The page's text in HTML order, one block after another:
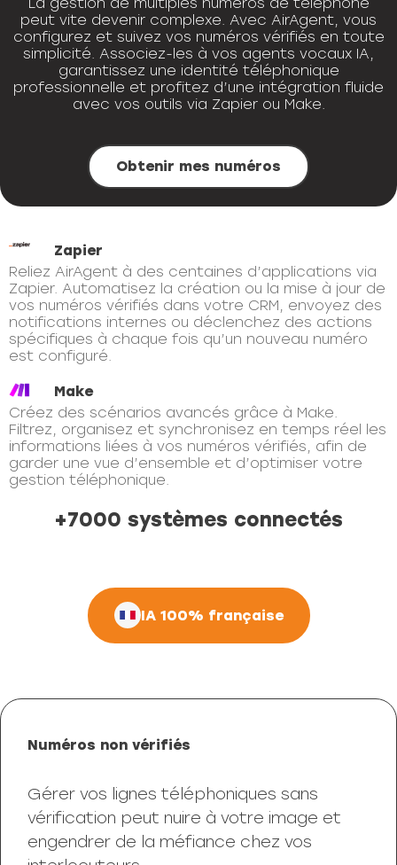
peut vite devenir complexe. Avec AirAgent, vous
configurez et suivez vos numéros vérifiés en toute
simplicité. Associez-les à vos agents vocaux IA,
garantissez une identité téléphonique
professionnelle et profitez d’une intégration fluide
avec vos outils via Zapier ou Make.
Obtenir mes numéros
Zapier
Reliez AirAgent à des centaines d’applications via
Zapier. Automatisez la création ou la mise à jour de
vos numéros vérifiés dans votre CRM, envoyez des
notifications internes ou déclenchez des actions
spécifiques à chaque fois qu’un nouveau numéro
est configuré.
Make
Créez des scénarios avancés grâce à Make.
Filtrez, organisez et synchronisez en temps réel les
informations liées à vos numéros vérifiés, afin de
garder une vue d’ensemble et d’optimiser votre
gestion téléphonique.
+7000 systèmes connectés
IA 100% française
Numéros non vérifiés
Gérer vos lignes téléphoniques sans
vérification peut nuire à votre image et
engendrer de la méfiance chez vos